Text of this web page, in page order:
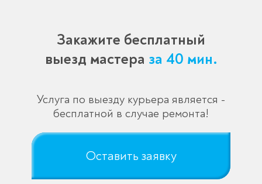
Закажите бесплатный
выезд мастера за 40 мин.
Услуга по выезду курьера является -
бесплатной в случае ремонта!
Оставить заявку